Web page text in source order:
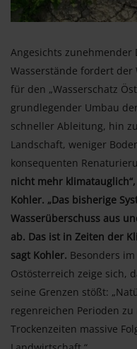
Angesichts
Wasserstände fordert der
für den „Wasserschatz
grundlegender Umbau
schneller Ableitung, hin
Landschaft, weniger
konsequenten
nicht mehr
Kohler. „Das bisherige
Wasserüberschuss aus
ab. Das ist in Zeiten der
sagt Kohler. Besonders
Ostösterreich zeige sich,
seine Grenzen stößt:
regenreichen Perioden
Trockenzeiten massive